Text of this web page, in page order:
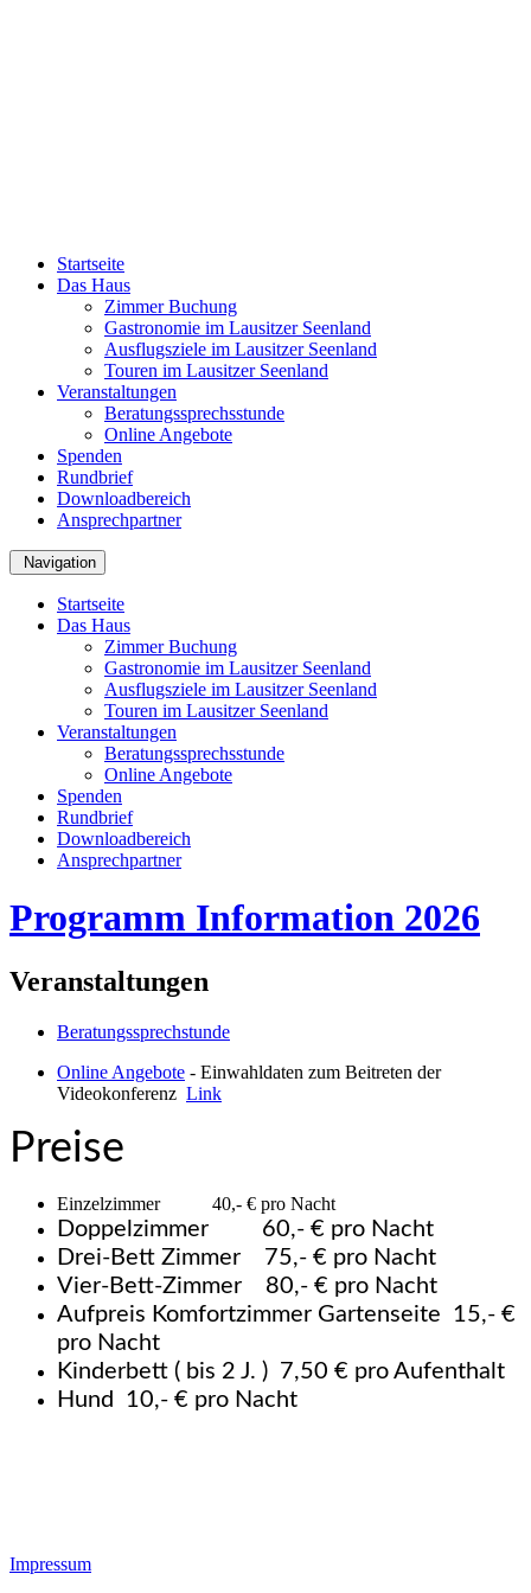
Startseite
Das Haus
Zimmer Buchung
Gastronomie im Lausitzer Seenland
Ausflugsziele im Lausitzer Seenland
Touren im Lausitzer Seenland
Veranstaltungen
Beratungssprechsstunde
Online Angebote
Spenden
Rundbrief
Downloadbereich
Ansprechpartner
Navigation
Startseite
Das Haus
Zimmer Buchung
Gastronomie im Lausitzer Seenland
Ausflugsziele im Lausitzer Seenland
Touren im Lausitzer Seenland
Veranstaltungen
Beratungssprechsstunde
Online Angebote
Spenden
Rundbrief
Downloadbereich
Ansprechpartner
Programm Information 2026
Veranstaltungen
Beratungssprechstunde
Online Angebote - Einwahldaten zum Beitreten der
Videokonferenz Link
Preise
Einzelzimmer 40,- € pro Nacht
Doppelzimmer 60,- € pro Nacht
Drei-Bett Zimmer 75,- € pro Nacht
Vier-Bett-Zimmer 80,- € pro Nacht
Aufpreis Komfortzimmer Gartenseite 15,- €
pro Nacht
Kinderbett ( bis 2 J. ) 7,50 € pro Aufenthalt
Hund 10,- € pro Nacht
Impressum